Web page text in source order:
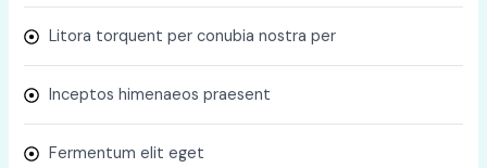
Litora torquent per conubia nostra per
Inceptos himenaeos praesent
Fermentum elit eget